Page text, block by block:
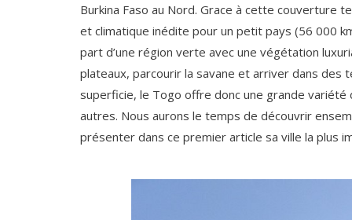
Burkina Faso au Nord. Grace à cette couverture
et climatique inédite pour un petit pays (56 000
part d’une région verte avec une végétation
plateaux, parcourir la savane et arriver dans des
superficie, le Togo offre donc une grande
autres. Nous aurons le temps de découvrir
présenter dans ce premier article sa ville la plus